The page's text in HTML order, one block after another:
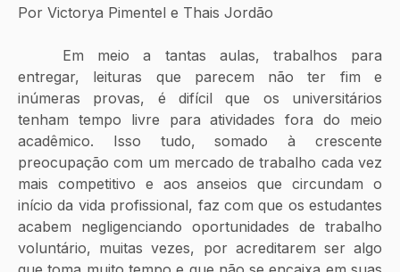
Por Victorya Pimentel e Thais Jordão
entregar, leituras que parecem não ter fim e
inúmeras provas, é difícil que os universitários
tenham tempo livre para atividades fora do meio
acadêmico. Isso tudo, somado à crescente
preocupação com um mercado de trabalho cada vez
mais competitivo e aos anseios que circundam o
início da vida profissional, faz com que os estudantes
acabem negligenciando oportunidades de trabalho
voluntário, muitas vezes, por acreditarem ser algo